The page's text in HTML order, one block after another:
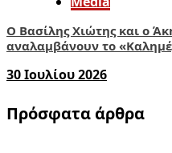
O Βασίλης Χιώτης και ο
αναλαμβάνουν το
30 Ιουλίου 2026
Πρόσφατα άρθρα